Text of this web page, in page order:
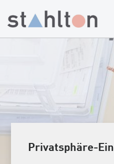
Privatsphäre-